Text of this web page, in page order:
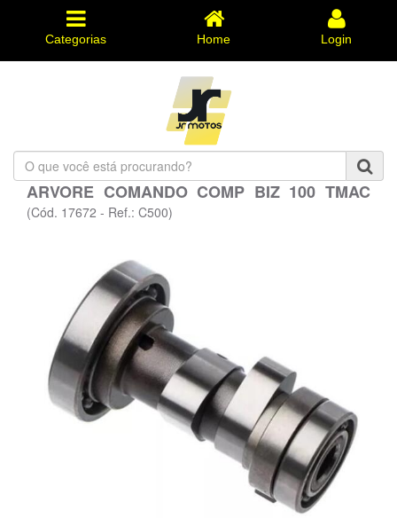
Categorias Home Login
O
que
você
está
ARVORE COMANDO COMP BIZ 100 TMAC
(Cód. 17672 - Ref.: C500)